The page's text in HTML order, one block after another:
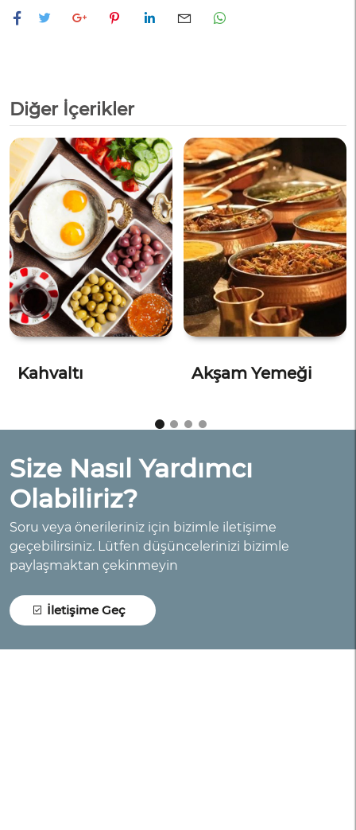
Diğer İçerikler
Kahvaltı Akşam Yemeği
Size Nasıl Yardımcı
Olabiliriz?
Soru veya önerileriniz için bizimle iletişime
geçebilirsiniz. Lütfen düşüncelerinizi bizimle
paylaşmaktan çekinmeyin
İletişime Geç